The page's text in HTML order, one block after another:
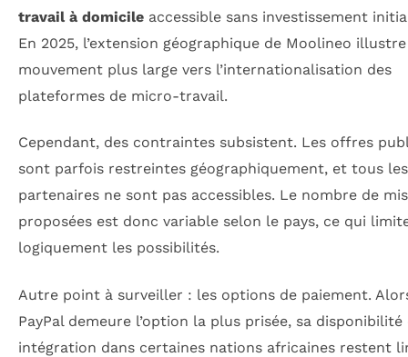
travail à domicile accessible sans investissement
En 2025, l’extension géographique de Moolineo
mouvement plus large vers l’internationalisation des
plateformes de micro-travail.
Cependant, des contraintes subsistent. Les offres
sont parfois restreintes géographiquement, et tous les
partenaires ne sont pas accessibles. Le nombre de
proposées est donc variable selon le pays, ce qui
logiquement les possibilités.
Autre point à surveiller : les options de paiement.
PayPal demeure l’option la plus prisée, sa
intégration dans certaines nations africaines restent